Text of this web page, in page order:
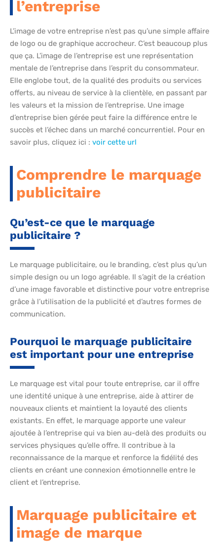
l’entreprise
L’image de votre entreprise n’est pas qu’une simple affaire
de logo ou de graphique accrocheur. C’est beaucoup plus
que ça. L’image de l’entreprise est une représentation
mentale de l’entreprise dans l’esprit du consommateur.
Elle englobe tout, de la qualité des produits ou services
offerts, au niveau de service à la clientèle, en passant par
les valeurs et la mission de l’entreprise. Une image
d’entreprise bien gérée peut faire la différence entre le
succès et l’échec dans un marché concurrentiel. Pour en
savoir plus, cliquez ici : voir cette url
Comprendre le marquage
publicitaire
Qu’est-ce que le marquage
publicitaire ?
Le marquage publicitaire, ou le branding, c’est plus qu’un
simple design ou un logo agréable. Il s’agit de la création
d’une image favorable et distinctive pour votre entreprise
grâce à l’utilisation de la publicité et d’autres formes de
communication.
Pourquoi le marquage publicitaire
est important pour une entreprise
Le marquage est vital pour toute entreprise, car il offre
une identité unique à une entreprise, aide à attirer de
nouveaux clients et maintient la loyauté des clients
existants. En effet, le marquage apporte une valeur
ajoutée à l’entreprise qui va bien au-delà des produits ou
services physiques qu’elle offre. Il contribue à la
reconnaissance de la marque et renforce la fidélité des
clients en créant une connexion émotionnelle entre le
client et l’entreprise.
Marquage publicitaire et
image de marque